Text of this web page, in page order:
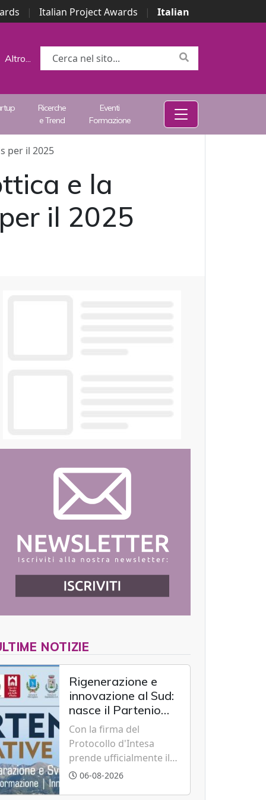
| Italian Project Awards |
Italian
Altro...
Ricerche
e Trend
Eventi
Formazione
per il 2025
e la
il 2025
NOTIZIE
Rigenerazione e
innovazione al Sud:
nasce il Partenio
Creative Hub per il
rilancio del
territorio
Con la firma del
Protocollo d'Intesa
prende ufficialmente il
via il recupero dell'ex
06-08-2026